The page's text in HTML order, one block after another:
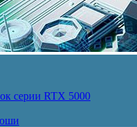
серии RTX 5000